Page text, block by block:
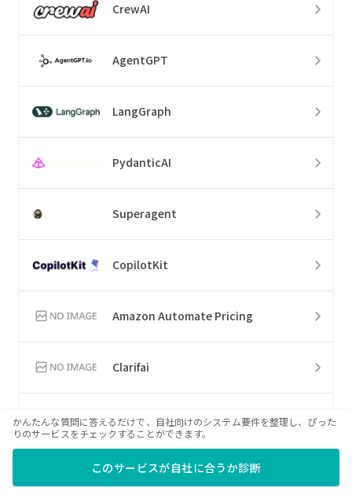
CrewAI
AgentGPT
LangGraph
PydanticAI
Superagent
CopilotKit
Amazon Automate Pricing
Clarifai
CompreFace
Docus
かんたんな質問に答えるだけで、自社向けのシステム要件を整理し、ぴった
りのサービスをチェックすることができます。
このサービスが自社に合うか診断